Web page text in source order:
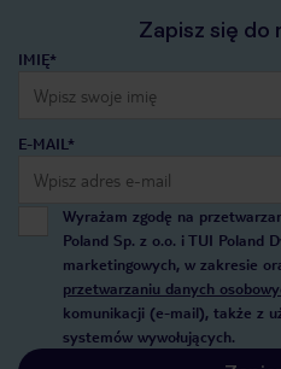
Zapisz się
IMIĘ*
E-MAIL*
Wyrażam zgodę na
Poland Sp. z o.o. i TUI Poland
marketingowych, w zakresie
przetwarzaniu danych
komunikacji (e-mail), także z
systemów wywołujących.